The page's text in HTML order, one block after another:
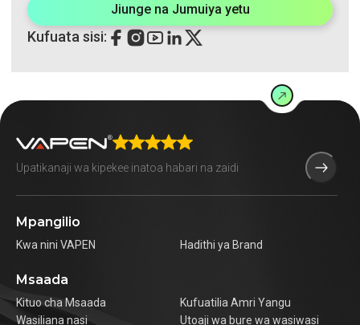
Jiunge na Jumuiya yetu
Kufuata sisi:
Mpangilio
Kwa nini VAPEN Hadithi ya Brand
Msaada
Kituo cha Msaada
Kufuatilia Amri Yangu
Wasiliana nasi
Utoaji wa bure wa wasiwasi